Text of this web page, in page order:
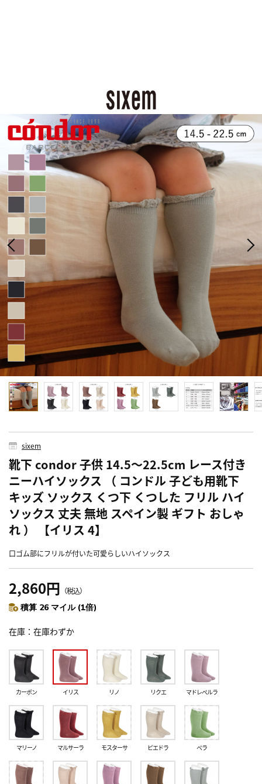
sixem
靴下 condor 子供 14.5～22.5cm レース付き
ニーハイソックス （ コンドル 子ども用靴下
キッズ ソックス くつ下 くつした フリル ハイ
ソックス 丈夫 無地 スペイン製 ギフト おしゃ
れ ） 【イリス 4】
口ゴム部にフリルが付いた可愛らしいハイソックス
2,860円 （税込）
積算 26 マイル (1倍)
在庫 在庫わずか
カーボン イリス リノ リクエ マドレぺルラ
マリーノ マルサーラ モスターサ ピエドラ ペラ